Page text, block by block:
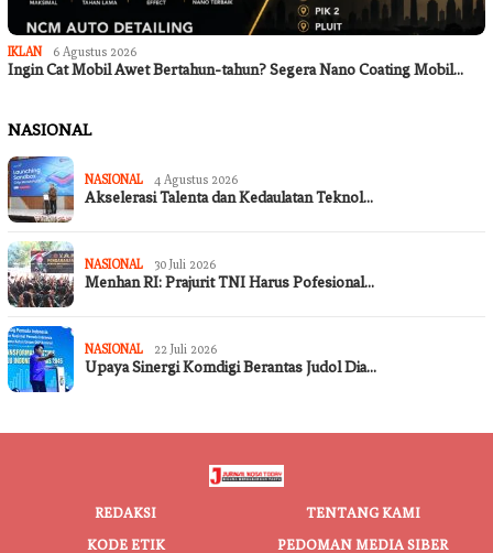
IKLAN 6 Agustus 2026
Ingin Cat Mobil Awet Bertahun-tahun? Segera Nano Coating Mobil…
NASIONAL
NASIONAL 4 Agustus 2026
Akselerasi Talenta dan Kedaulatan Teknol…
NASIONAL 30 Juli 2026
Menhan RI: Prajurit TNI Harus Pofesional…
NASIONAL 22 Juli 2026
Upaya Sinergi Komdigi Berantas Judol Dia…
REDAKSI
TENTANG KAMI
KODE ETIK
PEDOMAN MEDIA SIBER